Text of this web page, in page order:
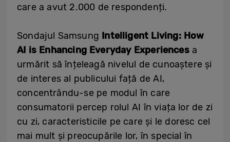
care a avut 2.000 de respondenți.
Sondajul Samsung Intelligent Living: How
AI is Enhancing Everyday Experiencesa
urmărit să înțeleagă nivelul de cunoaștere și
de interes al publicului față de AI,
concentrându-se pe modul în care
consumatorii percep rolul AI în viața lor de zi
cu zi, caracteristicile pe care și le doresc cel
mai mult și preocupările lor, în special în